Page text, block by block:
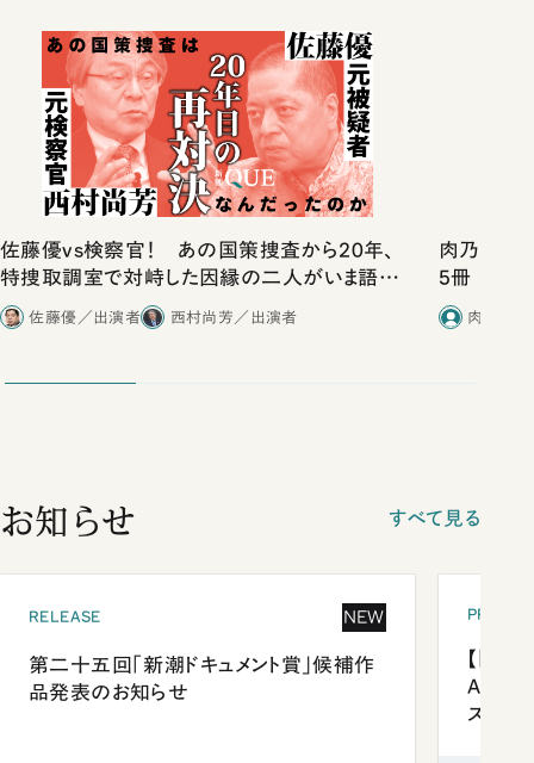
佐藤優vs検察官！ あの国策捜査から20年、
特捜取調室で対峙した因縁の二人がいま語り
合ったこと
佐藤優／出演者 西村尚芳／出演者
肉乃小路
5冊
肉乃小路
お知らせ すべて見る
RELEASE NEW
第二十五回「新潮ドキュメント賞」候補作
品発表のお知らせ
【「新
ズプレ